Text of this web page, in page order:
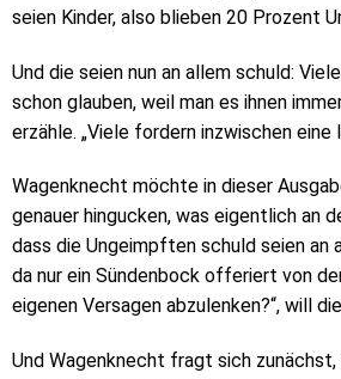
seien Kinder, also blieben 20 Prozent
Und die seien nun an allem schuld:
schon glauben, weil man es ihnen
erzähle. „Viele fordern inzwischen eine
Wagenknecht möchte in dieser
genauer hingucken, was eigentlich an
dass die Ungeimpften schuld seien an
da nur ein Sündenbock offeriert von
eigenen Versagen abzulenken?“, will
Und Wagenknecht fragt sich